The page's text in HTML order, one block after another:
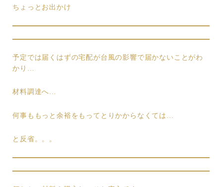
ちょっとお出かけ
予定では届くはずの宅配が台風の影響で届かないことがわ
かり…
材料調達へ…
何事ももっと余裕をもってとりかからなくては…
と反省。。。